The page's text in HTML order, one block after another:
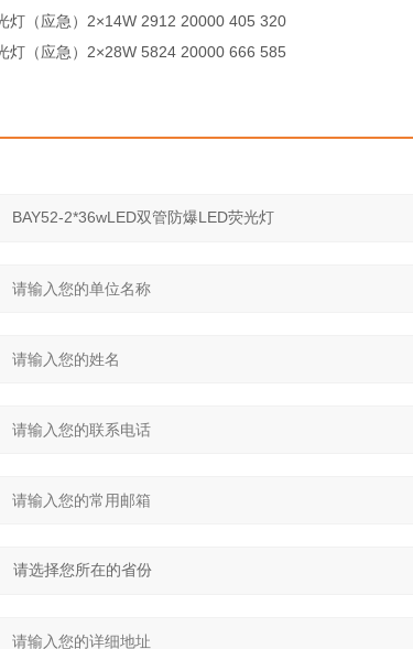
灯（应急）2×14W 2912 20000 405 320
灯（应急）2×28W 5824 20000 666 585